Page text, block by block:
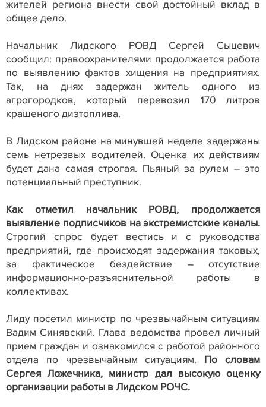
жителей региона внести свой достойный вклад в
общее дело.
Начальник Лидского РОВД Сергей Сыцевич
сообщил: правоохранителями продолжается работа
по выявлению фактов хищения на предприятиях.
Так, на днях задержан житель одного из
агрогородков, который перевозил 170 литров
крашеного дизтоплива.
В Лидском районе на минувшей неделе задержаны
семь нетрезвых водителей. Оценка их действиям
будет дана самая строгая. Пьяный за рулем – это
потенциальный преступник.
Как отметил начальник РОВД, продолжается
выявление подписчиков на экстремистские каналы.
Строгий спрос будет вестись и с руководства
предприятий, где происходят задержания таковых,
за фактическое бездействие – отсутствие
информационно-разъяснительной работы в
коллективах.
Лиду посетил министр по чрезвычайным ситуациям
Вадим Синявский. Глава ведомства провел личный
прием граждан и ознакомился с работой районного
отдела по чрезвычайным ситуациям. По словам
Сергея Ложечника, министр дал высокую оценку
организации работы в Лидском РОЧС.